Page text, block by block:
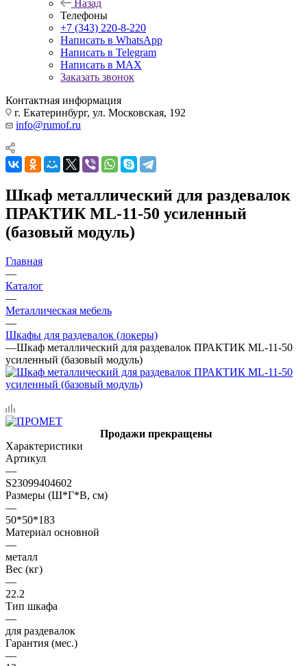
Назад
Телефоны
+7 (343) 220-8-220
Написать в WhatsApp
Написать в Telegram
Написать в MAX
Заказать звонок
Контактная информация
г. Екатеринбург, ул. Московская, 192
info@rumof.ru
Шкаф металлический для раздевалок
ПРАКТИК ML-11-50 усиленный
(базовый модуль)
Главная
—
Каталог
—
Металлическая мебель
—
Шкафы для раздевалок (локеры)
—Шкаф металлический для раздевалок ПРАКТИК ML-11-50
усиленный (базовый модуль)
Продажи прекращены
Характеристики
Артикул
—
S23099404602
Размеры (Ш*Г*В, см)
—
50*50*183
Материал основной
—
металл
Вес (кг)
—
22.2
Тип шкафа
—
для раздевалок
Гарантия (мес.)
—